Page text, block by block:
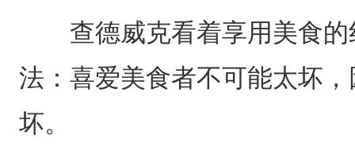
查德威克看着享用美食的
法：喜爱美食者不可能太坏
坏。